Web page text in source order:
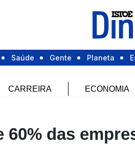
Saúde Gente Planeta
CARREIRA ECONOMIA
60% das